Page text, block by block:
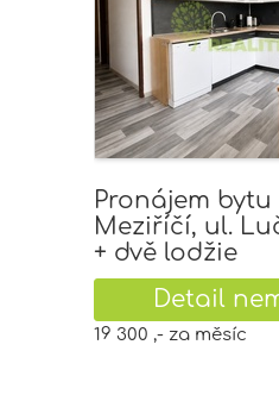
Pronájem bytu
Meziříčí, ul.
+ dvě lodžie
Detail
19 300 ,- za měsíc